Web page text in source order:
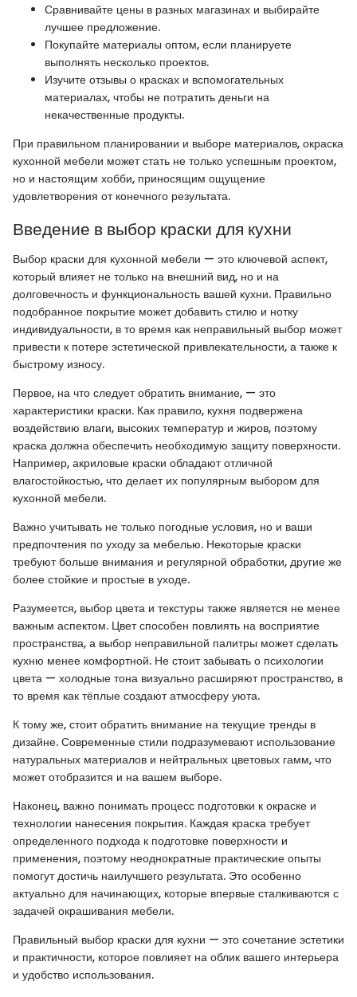
Сравнивайте цены в разных магазинах и выбирайте
лучшее предложение.
Покупайте материалы оптом, если планируете
выполнять несколько проектов.
Изучите отзывы о красках и вспомогательных
материалах, чтобы не потратить деньги на
некачественные продукты.
При правильном планировании и выборе материалов, окраска
кухонной мебели может стать не только успешным проектом,
но и настоящим хобби, приносящим ощущение
удовлетворения от конечного результата.
Введение в выбор краски для кухни
Выбор краски для кухонной мебели — это ключевой аспект,
который влияет не только на внешний вид, но и на
долговечность и функциональность вашей кухни. Правильно
подобранное покрытие может добавить стилю и нотку
индивидуальности, в то время как неправильный выбор может
привести к потере эстетической привлекательности, а также к
быстрому износу.
Первое, на что следует обратить внимание, — это
характеристики краски. Как правило, кухня подвержена
воздействию влаги, высоких температур и жиров, поэтому
краска должна обеспечить необходимую защиту поверхности.
Например, акриловые краски обладают отличной
влагостойкостью, что делает их популярным выбором для
кухонной мебели.
Важно учитывать не только погодные условия, но и ваши
предпочтения по уходу за мебелью. Некоторые краски
требуют больше внимания и регулярной обработки, другие же
более стойкие и простые в уходе.
Разумеется, выбор цвета и текстуры также является не менее
важным аспектом. Цвет способен повлиять на восприятие
пространства, а выбор неправильной палитры может сделать
кухню менее комфортной. Не стоит забывать о психологии
цвета — холодные тона визуально расширяют пространство, в
то время как тёплые создают атмосферу уюта.
К тому же, стоит обратить внимание на текущие тренды в
дизайне. Современные стили подразумевают использование
натуральных материалов и нейтральных цветовых гамм, что
может отобразится и на вашем выборе.
Наконец, важно понимать процесс подготовки к окраске и
технологии нанесения покрытия. Каждая краска требует
определенного подхода к подготовке поверхности и
применения, поэтому неоднократные практические опыты
помогут достичь наилучшего результата. Это особенно
актуально для начинающих, которые впервые сталкиваются с
задачей окрашивания мебели.
Правильный выбор краски для кухни — это сочетание эстетики
и практичности, которое повлияет на облик вашего интерьера
и удобство использования.